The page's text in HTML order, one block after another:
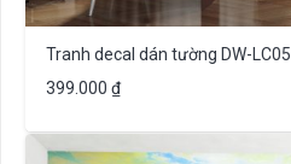
Tranh decal dán tường DW-LC05
399.000 ₫